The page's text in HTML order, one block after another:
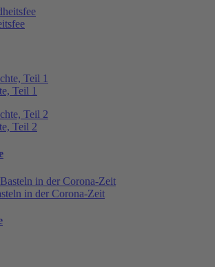
Teil 1
Teil 2
in der Corona-Zeit